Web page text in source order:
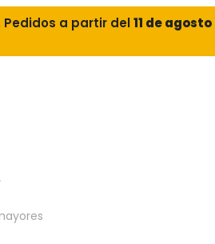
Pedidos a partir del11 de agosto